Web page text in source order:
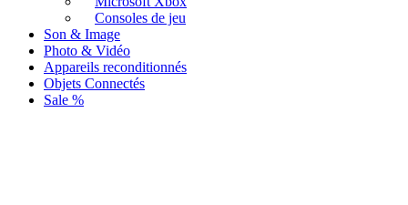
Consoles de jeu
Son & Image
Photo & Vidéo
Appareils reconditionnés
Objets Connectés
Sale %